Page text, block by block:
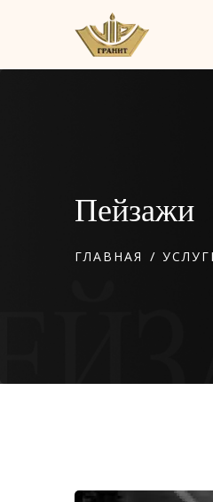
Пейзажи
ГЛАВНАЯ /